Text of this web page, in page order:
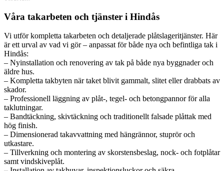
Våra takarbeten och tjänster i Hindås
Vi utför kompletta takarbeten och detaljerade plåtslageritjänster. Här
är ett urval av vad vi gör – anpassat för både nya och befintliga tak i
Hindås:
– Nyinstallation och renovering av tak på både nya byggnader och
äldre hus.
– Kompletta takbyten när taket blivit gammalt, slitet eller drabbats av
skador.
– Professionell läggning av plåt-, tegel- och betongpannor för alla
taklutningar.
– Bandtäckning, skivtäckning och traditionellt falsade plåttak med
hög finish.
– Dimensionerad takavvattning med hängrännor, stuprör och
utkastare.
– Tillverkning och montering av skorstensbeslag, nock- och fotplåtar
samt vindskiveplåt.